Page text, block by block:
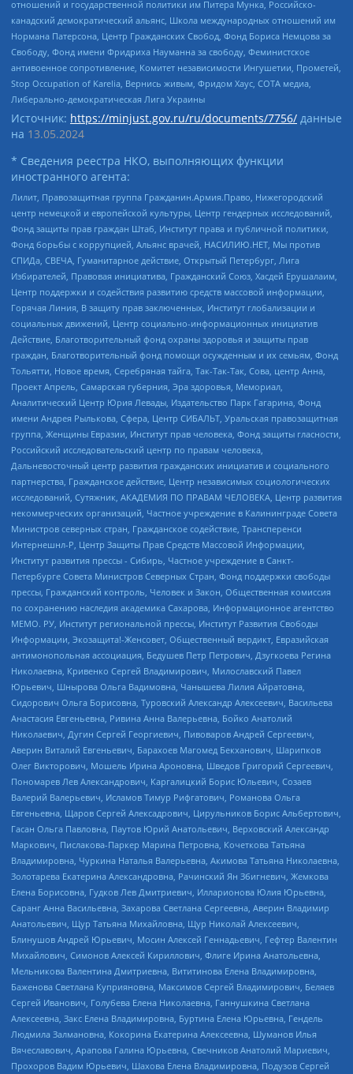
отношений и государственной политики им Питера Мунка, Российско-
канадский демократический альянс, Школа международных отношений им
Нормана Патерсона, Центр Гражданских Свобод, Фонд Бориса Немцова за
Свободу, Фонд имени Фридриха Науманна за свободу, Феминистское
антивоенное сопротивление, Комитет независимости Ингушетии, Прометей,
Stop Occupation of Karelia, Вернись живым, Фридом Хаус, СОТА медиа,
Либерально-демократическая Лига Украины
Источник: https://minjust.gov.ru/ru/documents/7756/ данные
на 13.05.2024
* Сведения реестра НКО, выполняющих функции
иностранного агента:
Лилит, Правозащитная группа Гражданин.Армия.Право, Нижегородский
центр немецкой и европейской культуры, Центр гендерных исследований,
Фонд защиты прав граждан Штаб, Институт права и публичной политики,
Фонд борьбы с коррупцией, Альянс врачей, НАСИЛИЮ.НЕТ, Мы против
СПИДа, СВЕЧА, Гуманитарное действие, Открытый Петербург, Лига
Избирателей, Правовая инициатива, Гражданский Союз, Хасдей Ерушалаим,
Центр поддержки и содействия развитию средств массовой информации,
Горячая Линия, В защиту прав заключенных, Институт глобализации и
социальных движений, Центр социально-информационных инициатив
Действие, Благотворительный фонд охраны здоровья и защиты прав
граждан, Благотворительный фонд помощи осужденным и их семьям, Фонд
Тольятти, Новое время, Серебряная тайга, Так-Так-Так, Сова, центр Анна,
Проект Апрель, Самарская губерния, Эра здоровья, Мемориал,
Аналитический Центр Юрия Левады, Издательство Парк Гагарина, Фонд
имени Андрея Рылькова, Сфера, Центр СИБАЛЬТ, Уральская правозащитная
группа, Женщины Евразии, Институт прав человека, Фонд защиты гласности,
Российский исследовательский центр по правам человека,
Дальневосточный центр развития гражданских инициатив и социального
партнерства, Гражданское действие, Центр независимых социологических
исследований, Сутяжник, АКАДЕМИЯ ПО ПРАВАМ ЧЕЛОВЕКА, Центр развития
некоммерческих организаций, Частное учреждение в Калининграде Совета
Министров северных стран, Гражданское содействие, Трансперенси
Интернешнл-Р, Центр Защиты Прав Средств Массовой Информации,
Институт развития прессы - Сибирь, Частное учреждение в Санкт-
Петербурге Совета Министров Северных Стран, Фонд поддержки свободы
прессы, Гражданский контроль, Человек и Закон, Общественная комиссия
по сохранению наследия академика Сахарова, Информационное агентство
МЕМО. РУ, Институт региональной прессы, Институт Развития Свободы
Информации, Экозащита!-Женсовет, Общественный вердикт, Евразийская
антимонопольная ассоциация, Бедушев Петр Петрович, Дзугкоева Регина
Николаевна, Кривенко Сергей Владимирович, Милославский Павел
Юрьевич, Шнырова Ольга Вадимовна, Чанышева Лилия Айратовна,
Сидорович Ольга Борисовна, Туровский Александр Алексеевич, Васильева
Анастасия Евгеньевна, Ривина Анна Валерьевна, Бойко Анатолий
Николаевич, Дугин Сергей Георгиевич, Пивоваров Андрей Сергеевич,
Аверин Виталий Евгеньевич, Барахоев Магомед Бекханович, Шарипков
Олег Викторович, Мошель Ирина Ароновна, Шведов Григорий Сергеевич,
Пономарев Лев Александрович, Каргалицкий Борис Юльевич, Созаев
Валерий Валерьевич, Исламов Тимур Рифгатович, Романова Ольга
Евгеньевна, Щаров Сергей Алексадрович, Цирульников Борис Альбертович,
Гасан Ольга Павловна, Паутов Юрий Анатольевич, Верховский Александр
Маркович, Пислакова-Паркер Марина Петровна, Кочеткова Татьяна
Владимировна, Чуркина Наталья Валерьевна, Акимова Татьяна Николаевна,
Золотарева Екатерина Александровна, Рачинский Ян Збигневич, Жемкова
Елена Борисовна, Гудков Лев Дмитриевич, Илларионова Юлия Юрьевна,
Саранг Анна Васильевна, Захарова Светлана Сергеевна, Аверин Владимир
Анатольевич, Щур Татьяна Михайловна, Щур Николай Алексеевич,
Блинушов Андрей Юрьевич, Мосин Алексей Геннадьевич, Гефтер Валентин
Михайлович, Симонов Алексей Кириллович, Флиге Ирина Анатольевна,
Мельникова Валентина Дмитриевна, Вититинова Елена Владимировна,
Баженова Светлана Куприяновна, Максимов Сергей Владимирович, Беляев
Сергей Иванович, Голубева Елена Николаевна, Ганнушкина Светлана
Алексеевна, Закс Елена Владимировна, Буртина Елена Юрьевна, Гендель
Людмила Залмановна, Кокорина Екатерина Алексеевна, Шуманов Илья
Вячеславович, Арапова Галина Юрьевна, Свечников Анатолий Мариевич,
Прохоров Вадим Юрьевич, Шахова Елена Владимировна, Подузов Сергей